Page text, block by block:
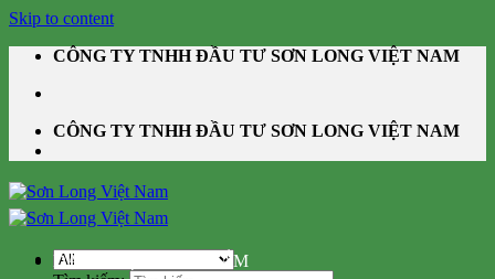
Skip to content
CÔNG TY TNHH ĐẦU TƯ SƠN LONG VIỆT NAM
CÔNG TY TNHH ĐẦU TƯ SƠN LONG VIỆT NAM
DANH MỤC SẢN PHẨM